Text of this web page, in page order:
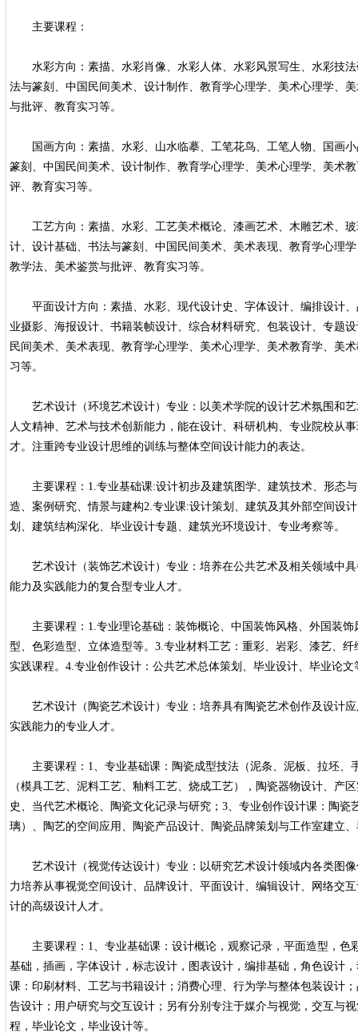
主要课程：
水彩方向：素描、水彩肖像、水彩人体、水彩风景写生、水彩技法
法与篆刻、中国民间美术、设计制作、教育学心理学、美术心理学、
与批评、教育实习等。
国画方向：素描、水彩、山水临摹、工笔花鸟、工笔人物、国画小
篆刻、中国民间美术、设计制作、教育学心理学、美术心理学、美术
评、教育实习等。
工艺方向：素描、水彩、工艺美术概论、漆画艺术、木雕艺术、玻
计、设计基础、书法与篆刻、中国民间美术、美术表现、教育学心理
教学法、美术鉴赏与批评、教育实习等。
平面设计方向：素描、水彩、现代设计史、字体设计、编排设计、
业摄影、海报设计、书籍装帧设计、综合材料研究、包装设计、专题
民间美术、美术表现、教育学心理学、美术心理学、美术教育学、美
习等。
艺术设计（环境艺术设计）专业：以美术学院的设计艺术氛围和艺
人文精神、艺术与技术创新能力，能在设计、科研机构、专业院校从
才。注重跨专业设计思维的训练与整体空间设计能力的表达。
主要课程：1.专业基础课:设计初步及建筑图学、建筑技术、形态与
造、案例研究、情景与建构2.专业课:设计策划、建筑及其外部空间设
划、建筑结构深化、毕业设计专题、建筑光环境设计、专业考察等。
艺术设计（装饰艺术设计）专业：培养在公共艺术及相关领域中具
能力及实践能力的复合型专业人才。
主要课程：1.专业理论基础：装饰概论、中国装饰风格、外国装饰
型、色彩造型、立体造型等。3.专业材料工艺：重彩、岩彩、漆艺、
实践课程。4.专业创作设计：公共艺术总体策划、毕业设计、毕业论文
艺术设计（陶瓷艺术设计）专业：培养具有陶瓷艺术创作及设计应
实践能力的专业人才。
主要课程：1、专业基础课：陶瓷成型技法（泥条、泥板、拉坯、
（模具工艺、泥料工艺、釉料工艺、烧成工艺），陶瓷器物设计、产
史、当代艺术概论、陶瓷文化记录与研究；3、专业创作设计课：陶瓷
璃）、陶艺的空间应用、陶瓷产品设计、陶瓷品牌策划与工作室建立
艺术设计（视觉传达设计）专业：以研究艺术设计领域内各类图像
力培养从事视觉空间设计、品牌设计、平面设计、编辑设计、网络交
计的高级设计人才。
主要课程：1、专业基础课：设计概论，观察记录，平面造型，色
基础，插画，字体设计，标志设计，图表设计，编排基础，角色设计
课：印刷材料、工艺与书籍设计；消费心理、行为学与整体包装设计
告设计；用户研究与交互设计；另有分别专注于媒介与视觉，交互与
程，毕业论文，毕业设计等。